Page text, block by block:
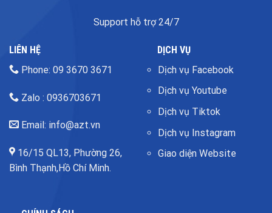
Support hỗ trợ 24/7
LIÊN HỆ
Phone: 09 3670 3671
Zalo : 0936703671
Email: info@azt.vn
16/15 QL13, Phường 26,
Bình Thạnh,Hồ Chí Minh.
DỊCH VỤ
Dịch vụ Facebook
Dịch vụ Youtube
Dịch vụ Tiktok
Dịch vụ Instagram
Giao diện Website